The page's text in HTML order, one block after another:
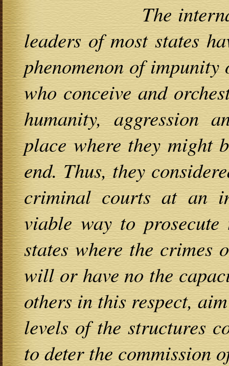
The international
leaders of most states
phenomenon of
who conceive and
humanity, aggression
place where they might
end. Thus, they
criminal courts at an
viable way to
states where the crimes
will or have no the
others in this respect,
levels of the structures
to deter the commission